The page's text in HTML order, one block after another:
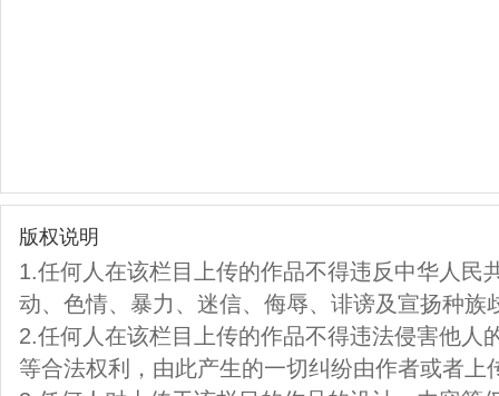
版权说明
1.任何人在该栏目上传的作品不得违反中华人民
动、色情、暴力、迷信、侮辱、诽谤及宣扬种族
2.任何人在该栏目上传的作品不得违法侵害他人
等合法权利，由此产生的一切纠纷由作者或者上